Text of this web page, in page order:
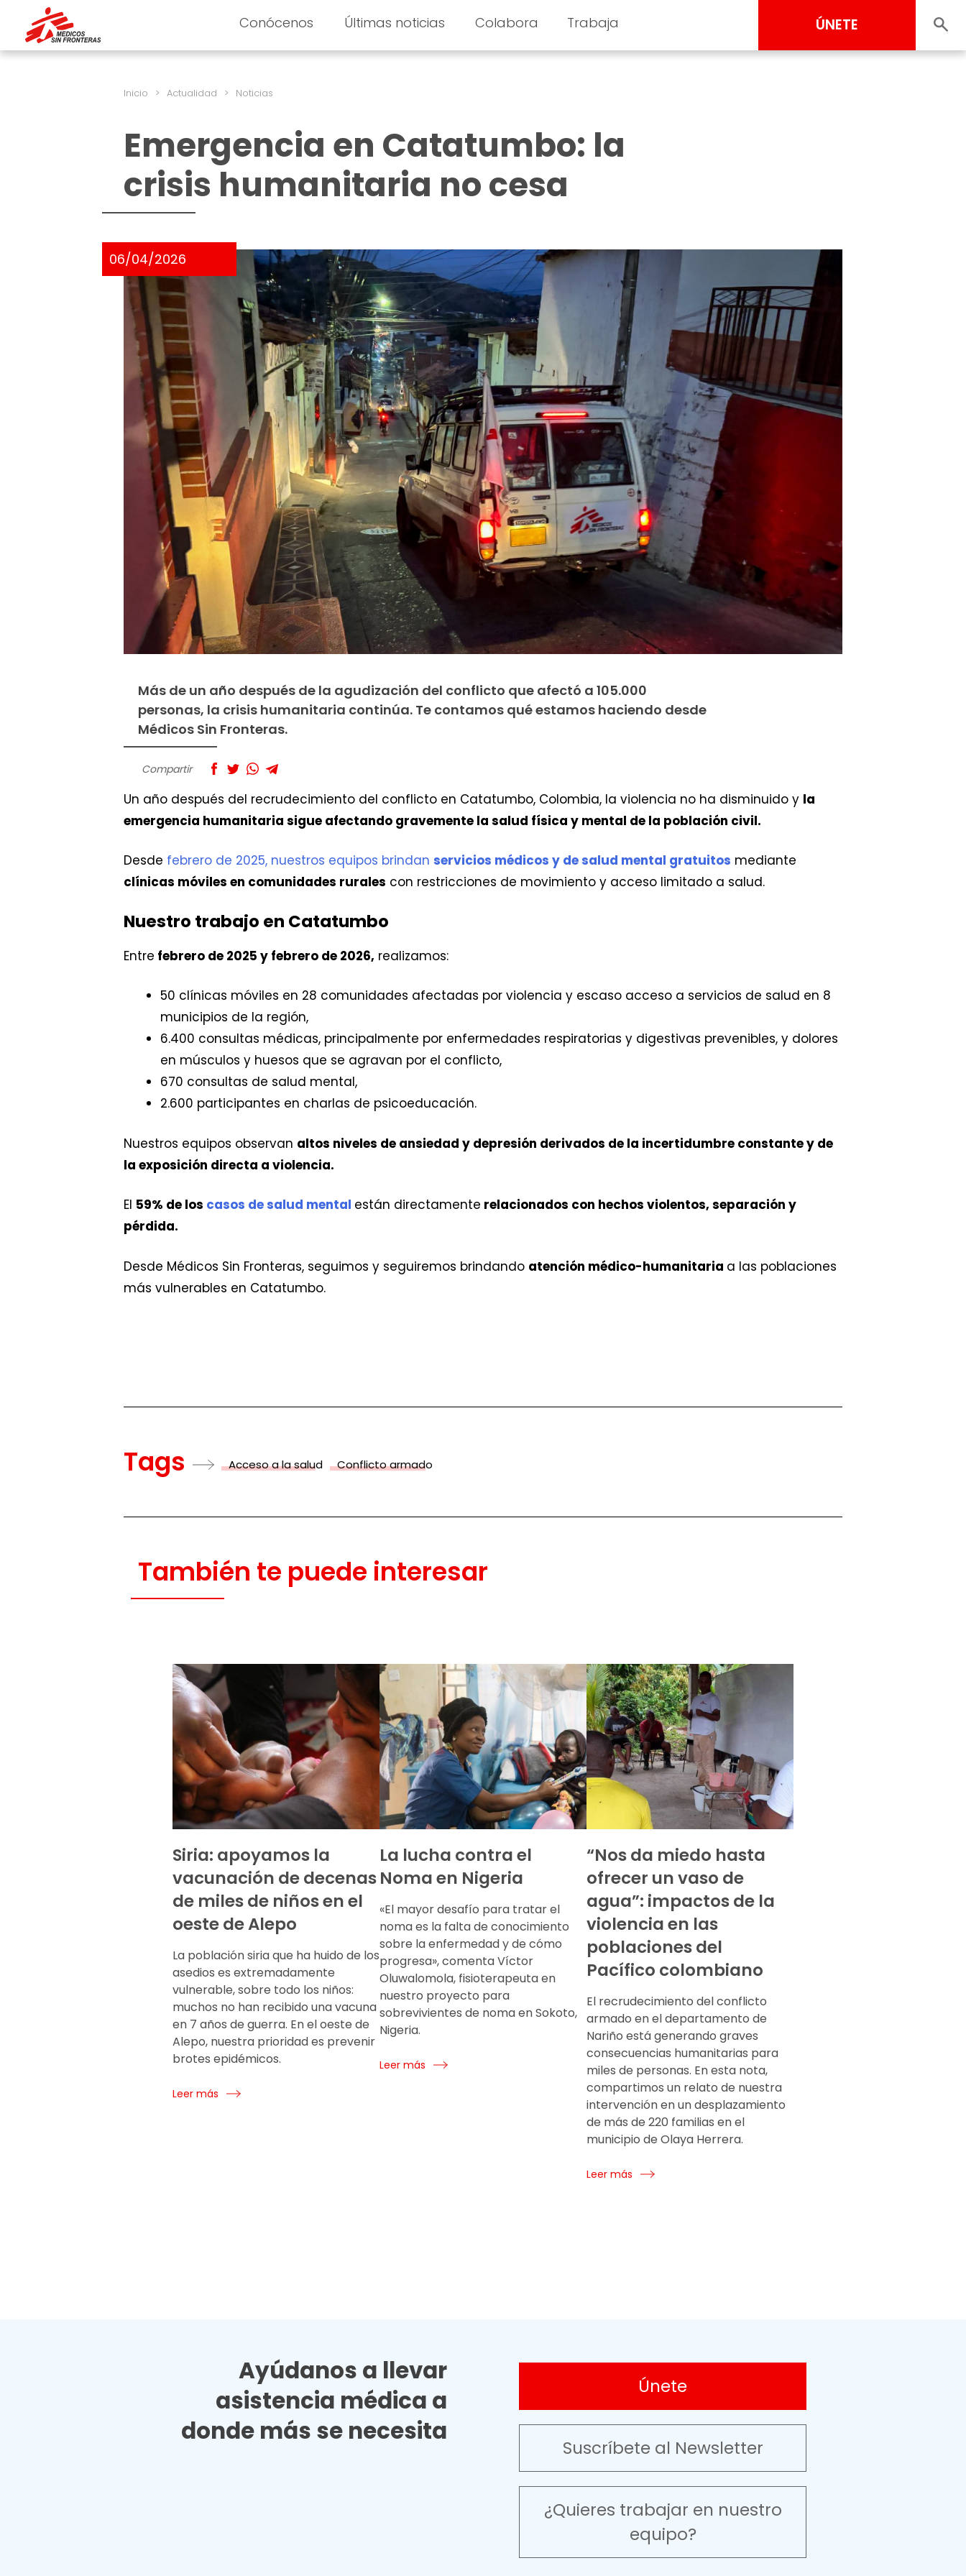
Conócenos Últimas noticias Colabora Trabaja ÚNETE
Inicio > Actualidad > Noticias
Emergencia en Catatumbo: la
crisis humanitaria no cesa
06/04/2026
Más de un año después de la agudización del conflicto que afectó a 105.000
personas, la crisis humanitaria continúa. Te contamos qué estamos haciendo desde
Médicos Sin Fronteras.
Compartir
Un año después del recrudecimiento del conflicto en Catatumbo, Colombia, la violencia no ha disminuido y la
emergencia humanitaria sigue afectando gravemente la salud física y mental de la población civil.
Desde febrero de 2025, nuestros equipos brindan servicios médicos y de salud mental gratuitos mediante
clínicas móviles en comunidades rurales con restricciones de movimiento y acceso limitado a salud.
Nuestro trabajo en Catatumbo
Entre febrero de 2025 y febrero de 2026, realizamos:
50 clínicas móviles en 28 comunidades afectadas por violencia y escaso acceso a servicios de salud en 8
municipios de la región,
6.400 consultas médicas, principalmente por enfermedades respiratorias y digestivas prevenibles, y dolores
en músculos y huesos que se agravan por el conflicto,
670 consultas de salud mental,
2.600 participantes en charlas de psicoeducación.
Nuestros equipos observan altos niveles de ansiedad y depresión derivados de la incertidumbre constante y de
la exposición directa a violencia.
El 59% de los casos de salud mental están directamente relacionados con hechos violentos, separación y
pérdida.
Desde Médicos Sin Fronteras, seguimos y seguiremos brindando atención médico-humanitaria a las poblaciones
más vulnerables en Catatumbo.
Tags Acceso a la salud Conflicto armado
También te puede interesar
Siria: apoyamos la
vacunación de decenas
de miles de niños en el
oeste de Alepo
La población siria que ha huido de los
asedios es extremadamente
vulnerable, sobre todo los niños:
muchos no han recibido una vacuna
en 7 años de guerra. En el oeste de
Alepo, nuestra prioridad es prevenir
brotes epidémicos.
Leer más
La lucha contra el
Noma en Nigeria
«El mayor desafío para tratar el
noma es la falta de conocimiento
sobre la enfermedad y de cómo
progresa», comenta Víctor
Oluwalomola, fisioterapeuta en
nuestro proyecto para
sobrevivientes de noma en Sokoto,
Nigeria.
Leer más
“Nos da miedo hasta
ofrecer un vaso de
agua”: impactos de la
violencia en las
poblaciones del
Pacífico colombiano
El recrudecimiento del conflicto
armado en el departamento de
Nariño está generando graves
consecuencias humanitarias para
miles de personas. En esta nota,
compartimos un relato de nuestra
intervención en un desplazamiento
de más de 220 familias en el
municipio de Olaya Herrera.
Leer más
Ayúdanos a llevar
asistencia médica a
donde más se necesita
Únete
Suscríbete al Newsletter
¿Quieres trabajar en nuestro
equipo?